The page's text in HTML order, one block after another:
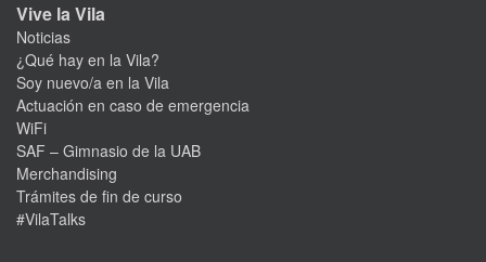
Vive la Vila
Noticias
¿Qué hay en la Vila?
Soy nuevo/a en la Vila
Actuación en caso de emergencia
WiFi
SAF – Gimnasio de la UAB
Merchandising
Trámites de fin de curso
#VilaTalks